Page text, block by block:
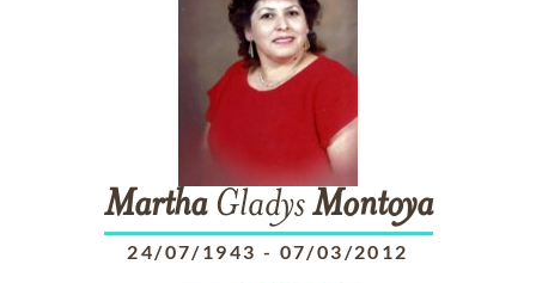
MarthaGladysMontoya
24/07/1943 - 07/03/2012